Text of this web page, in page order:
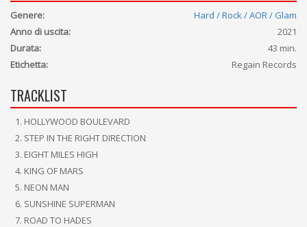
Genere:
Hard / Rock / AOR / Glam
Anno di uscita:
2021
Durata:
43 min.
Etichetta:
Regain Records
TRACKLIST
HOLLYWOOD BOULEVARD
STEP IN THE RIGHT DIRECTION
EIGHT MILES HIGH
KING OF MARS
NEON MAN
SUNSHINE SUPERMAN
ROAD TO HADES